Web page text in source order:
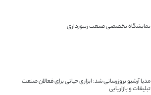
نمایشگاه تخصصی صنعت زنبورداری
مدیا آرشیو بروزرسانی شد: ابزاری حیاتی برای فعالان صنعت
تبلیغات و بازاریابی